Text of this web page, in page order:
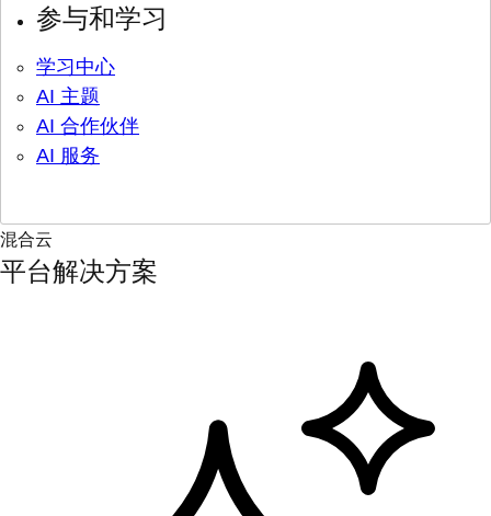
参与和学习
学习中心
AI 主题
AI 合作伙伴
AI 服务
混合云
平台解决方案